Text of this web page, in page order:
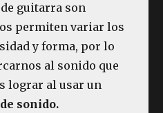
guitarra son
permiten variar los
y forma, por lo
al sonido que
lograr al usar un
sonido.